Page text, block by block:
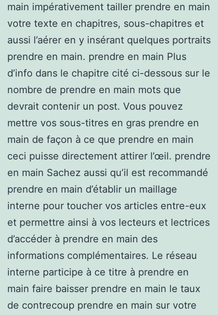
main impérativement tailler prendre en main
votre texte en chapitres, sous-chapitres et
aussi l’aérer en y insérant quelques portraits
prendre en main. prendre en main Plus
d’info dans le chapitre cité ci-dessous sur le
nombre de prendre en main mots que
devrait contenir un post. Vous pouvez
mettre vos sous-titres en gras prendre en
main de façon à ce que prendre en main
ceci puisse directement attirer l’œil. prendre
en main Sachez aussi qu’il est recommandé
prendre en main d’établir un maillage
interne pour toucher vos articles entre-eux
et permettre ainsi à vos lecteurs et lectrices
d’accéder à prendre en main des
informations complémentaires. Le réseau
interne participe à ce titre à prendre en
main faire baisser prendre en main le taux
de contrecoup prendre en main sur votre